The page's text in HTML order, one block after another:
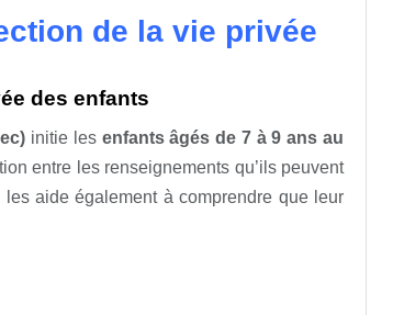
de la vie privée
des enfants
initie lesenfants âgés de 7 à 9 ans au
entre les renseignements qu’ils peuvent
aide également à comprendre que leur